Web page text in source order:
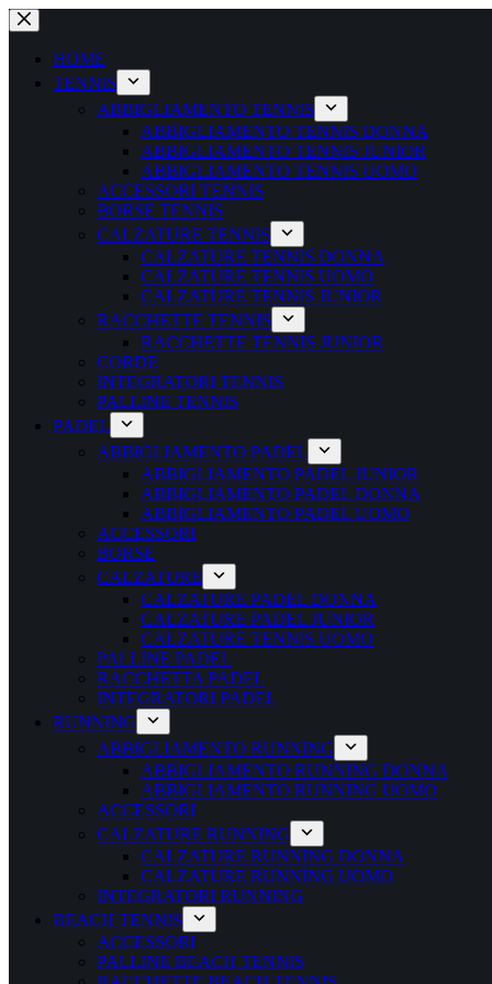
Salta
al
contenutoHOME
TENNIS
ABBIGLIAMENTO TENNIS
ABBIGLIAMENTO TENNIS DONNA
ABBIGLIAMENTO TENNIS JUNIOR
ABBIGLIAMENTO TENNIS UOMO
ACCESSORI TENNIS
BORSE TENNIS
CALZATURE TENNIS
CALZATURE TENNIS DONNA
CALZATURE TENNIS UOMO
CALZATURE TENNIS JUNIOR
RACCHETTE TENNIS
RACCHETTE TENNIS JUNIOR
CORDE
INTEGRATORI TENNIS
PALLINE TENNIS
PADEL
ABBIGLIAMENTO PADEL
ABBIGLIAMENTO PADEL JUNIOR
ABBIGLIAMENTO PADEL DONNA
ABBIGLIAMENTO PADEL UOMO
ACCESSORI
BORSE
CALZATURE
CALZATURE PADEL DONNA
CALZATURE PADEL JUNIOR
CALZATURE TENNIS UOMO
PALLINE PADEL
RACCHETTA PADEL
INTEGRATORI PADEL
RUNNING
ABBIGLIAMENTO RUNNING
ABBIGLIAMENTO RUNNING DONNA
ABBIGLIAMENTO RUNNING UOMO
ACCESSORI
CALZATURE RUNNING
CALZATURE RUNNING DONNA
CALZATURE RUNNING UOMO
INTEGRATORI RUNNING
BEACH TENNIS
ACCESSORI
PALLINE BEACH TENNIS